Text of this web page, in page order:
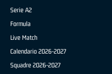
Serie A2
Formula
Live Match
Calendario 2026-2027
Squadre 2026-2027